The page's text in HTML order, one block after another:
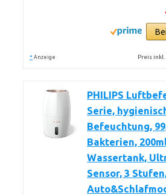
* Anzeige Preis
PHILIPS
Serie,
Befeuchtung,
Bakterien,
Wassertank,
Sensor, 3